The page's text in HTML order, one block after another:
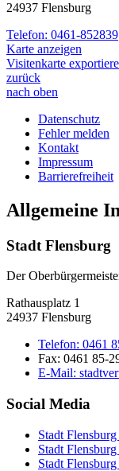
24937 Flensburg
Telefon: 0461-852839
Karte anzeigen
Visitenkarte
zurück
nach oben
Datenschutz
Fehler melden
Kontakt
Impressum
Barrierefreiheit
Allgemeine
Stadt Flensburg
Der
Rathausplatz 1
24937 Flensburg
Telefon: 0461
Fax: 0461 85-
E-Mail:
Social Media
Stadt
Stadt
Stadt